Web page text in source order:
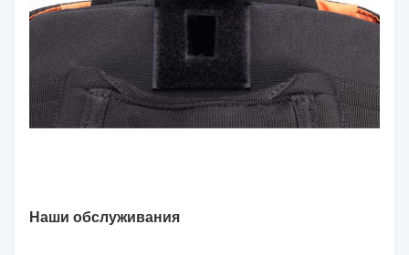
Наши обслуживания